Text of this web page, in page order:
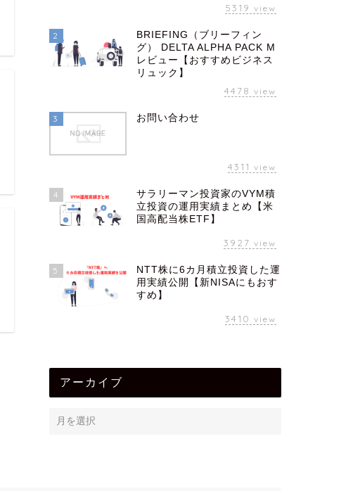
5319 view
2
BRIEFING（ブリーフィン
グ） DELTA ALPHA PACK M
レビュー【おすすめビジネス
リュック】
4478 view
3 お問い合わせ
4311 view
4
サラリーマン投資家のVYM積
立投資の運用実績まとめ【米
国高配当株ETF】
3927 view
5
NTT株に6カ月積立投資した運
用実績公開【新NISAにもおす
すめ】
3410 view
アーカイブ